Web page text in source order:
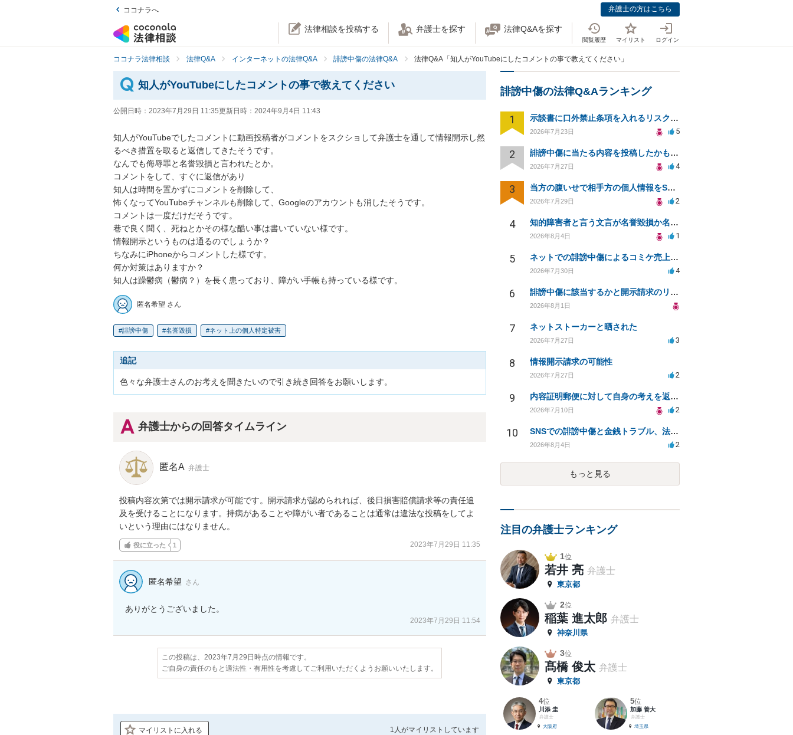
ココナラへ 弁護士の方はこちら
法律相談を投稿する 弁護士を探す 法律Q&Aを探す
閲覧履歴 マイリスト ログイン
ココナラ法律相談 法律Q&A インターネットの法律Q&A 誹謗中傷の法律Q&A 法律Q&A「知人がYouTubeにしたコメントの事で教えてください」
知人がYouTubeにしたコメントの事で教えてください
公開日時： 2023年7月29日 11:35更新日時： 2024年9月4日 11:43
知人がYouTubeでしたコメントに動画投稿者がコメントをスクショして弁護士を通して情報開示し然
るべき措置を取ると返信してきたそうです。
なんでも侮辱罪と名誉毀損と言われたとか。
コメントをして、すぐに返信があり
知人は時間を置かずにコメントを削除して、
怖くなってYouTubeチャンネルも削除して、Googleのアカウントも消したそうです。
コメントは一度だけだそうです。
巷で良く聞く、死ねとかその様な酷い事は書いていない様です。
情報開示というものは通るのでしょうか？
ちなみにiPhoneからコメントした様です。
何か対策はありますか？
知人は躁鬱病（鬱病？）を長く患っており、障がい手帳も持っている様です。
匿名希望 さん
誹謗中傷 名誉毀損 ネット上の個人特定被害
追記
弁護士からの回答タイムライン
匿名A 弁護士
投稿内容次第では開示請求が可能です。開示請求が認められれば、後日損害賠償請求等の責任追
及を受けることになります。持病があることや障がい者であることは通常は違法な投稿をしてよ
いという理由にはなりません。
役に立った 1 2023年7月29日 11:35
匿名希望 さん
ありがとうございました。
2023年7月29日 11:54
この投稿は、2023年7月29日時点の情報です。
ご自身の責任のもと適法性・有用性を考慮してご利用いただくようお願いいたします。
マイリストに入れる 1人がマイリストしています
誹謗中傷の法律Q&Aランキング
1 示談書に口外禁止条項を入れるリスクはありますか？
2026年7月23日 5
2 誹謗中傷に当たる内容を投稿したかもしれない。開示請求や民事刑事裁判に発展しうるのか教えて欲しい。
2026年7月27日 4
3 当方の腹いせで相手方の個人情報をSNSで晒してしまい名誉毀損させてしまったかもしれない
2026年7月29日 2
4 知的障害者と言う文言が名誉毀損か名誉感情の侵害になるか教えてほしい。
2026年8月4日 1
5 ネットでの誹謗中傷によるコミケ売上減少、損害賠償は可能か？
2026年7月30日 4
6 誹謗中傷に該当するかと開示請求のリスクを知りたい
2026年8月1日
7 ネットストーカーと晒された
2026年7月27日 3
8 情報開示請求の可能性
2026年7月27日 2
9 内容証明郵便に対して自身の考えを返答しなければなりませんか？
2026年7月10日 2
10 SNSでの誹謗中傷と金銭トラブル、法的対応の相談
2026年8月4日 2
もっと見る
注目の弁護士ランキング
1位
若井 亮 弁護士
東京都
2位
稲葉 進太郎 弁護士
神奈川県
3位
髙橋 俊太 弁護士
東京都
4位
川添 圭
弁護士
大阪府
5位
加藤 善大
弁護士
埼玉県